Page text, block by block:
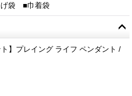
袋 ■巾着袋
ト】プレイング ライフ ペンダント /